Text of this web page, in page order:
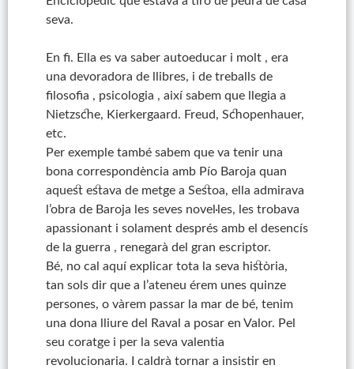
seva.
En fi. Ella es va saber autoeducar i molt , era
una devoradora de llibres, i de treballs de
filosofia , psicologia , així sabem que llegia a
Nietzsche, Kierkergaard. Freud, Schopenhauer,
etc.
Per exemple també sabem que va tenir una
bona correspondència amb Pío Baroja quan
aquest estava de metge a Sestoa, ella admirava
l’obra de Baroja les seves novel·les, les trobava
apassionant i solament després amb el desencís
de la guerra , renegarà del gran escriptor.
Bé, no cal aquí explicar tota la seva història,
tan sols dir que a l’ateneu érem unes quinze
persones, o vàrem passar la mar de bé, tenim
una dona lliure del Raval a posar en Valor. Pel
seu coratge i per la seva valentia
revolucionaria. I caldrà tornar a insistir en